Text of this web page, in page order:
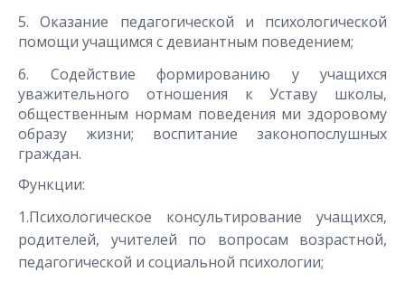
5. Оказание педагогической и психологической
помощи учащимся с девиантным поведением;
6. Содействие формированию у учащихся
уважительного отношения к Уставу школы,
общественным нормам поведения ми здоровому
образу жизни; воспитание законопослушных
граждан.
Функции:
1.Психологическое консультирование учащихся,
родителей, учителей по вопросам возрастной,
педагогической и социальной психологии;